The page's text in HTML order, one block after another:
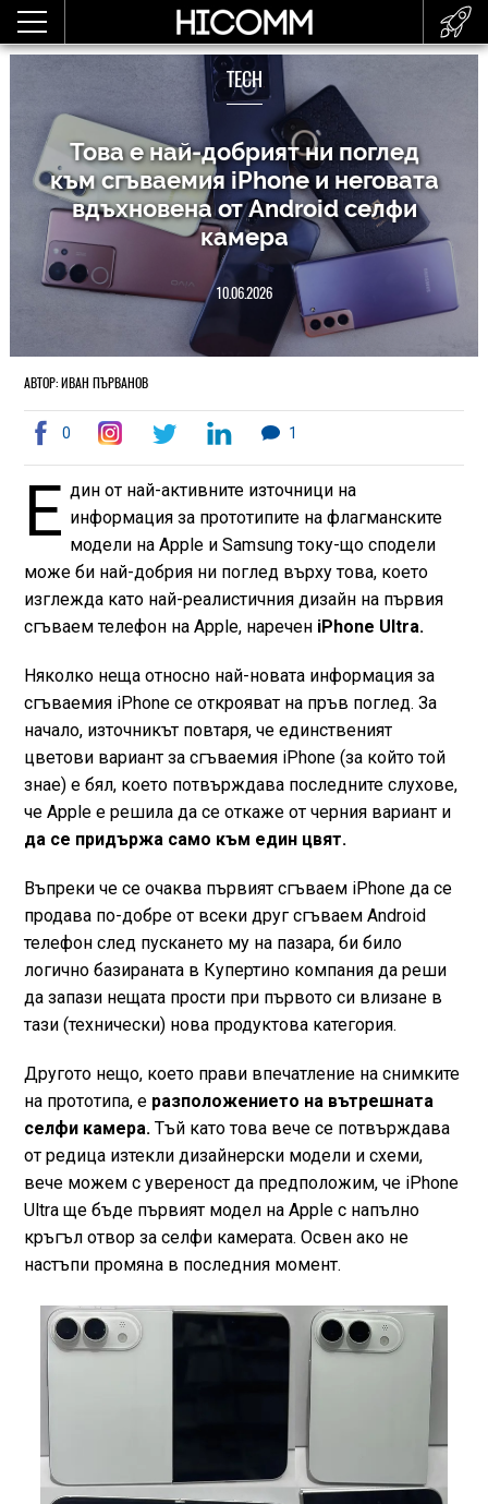
TECH
Това е най-добрият ни поглед
към сгъваемия iPhone и неговата
вдъхновена от Android селфи
камера
10.06.2026
АВТОР: ИВАН ПЪРВАНОВ
0 1
Е дин от най-активните източници на
информация за прототипите на флагманските
модели на Apple и Samsung току-що сподели
може би най-добрия ни поглед върху това, което
изглежда като най-реалистичния дизайн на първия
сгъваем телефон на Apple, нареченiPhone Ultra.
Няколко неща относно най-новата информация за
сгъваемия iPhone се открояват на пръв поглед. За
начало, източникът повтаря, че единственият
цветови вариант за сгъваемия iPhone (за който той
знае) е бял, което потвърждава последните слухове,
че Apple е решила да се откаже от черния вариант и
да се придържа само към един цвят.
Въпреки че се очаква първият сгъваем iPhone да се
продава по-добре от всеки друг сгъваем Android
телефон след пускането му на пазара, би било
логично базираната в Купертино компания да реши
да запази нещата прости при първото си влизане в
тази (технически) нова продуктова категория.
Другото нещо, което прави впечатление на снимките
на прототипа, е разположението на вътрешната
селфи камера.Тъй като това вече се потвърждава
от редица изтекли дизайнерски модели и схеми,
вече можем с увереност да предположим, че iPhone
Ultra ще бъде първият модел на Apple с напълно
кръгъл отвор за селфи камерата. Освен ако не
настъпи промяна в последния момент.